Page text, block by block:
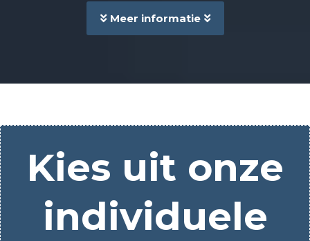
Meer informatie
Kies uit onze
individuele